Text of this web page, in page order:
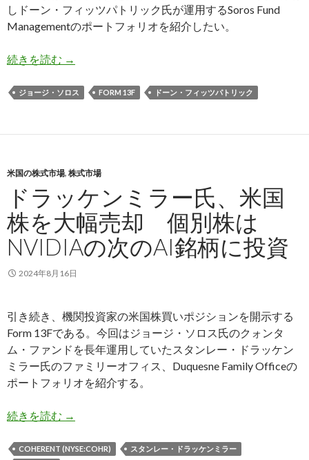
しドーン・フィッツパトリック氏が運用するSoros Fund
Managementのポートフォリオを紹介したい。
続きを読む ソロスファンド、4月の株価急落前に米国債を購
→
ジョージ・ソロス FORM 13F ドーン・フィッツパトリック
米国の株式市場, 株式市場
ドラッケンミラー氏、米国
株を大幅売却 個別株は
NVIDIAの次のAI銘柄に投資
2024年8月16日
引き続き、機関投資家の米国株買いポジションを開示する
Form 13Fである。今回はジョージ・ソロス氏のクォンタ
ム・ファンドを長年運用していたスタンレー・ドラッケン
ミラー氏のファミリーオフィス、Duquesne Family Officeの
ポートフォリオを紹介する。
続きを読む ドラッケンミラー氏、米国株を大幅売却 個別
→
COHERENT (NYSE:COHR)
スタンレー・ドラッケンミラー